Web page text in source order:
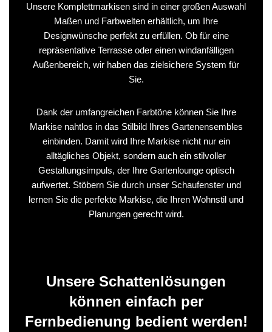
Unsere Komplettmarkisen sind in einer großen Auswahl
Maßen und Farbwelten erhältlich, um Ihre
Designwünsche perfekt zu erfüllen. Ob für eine
repräsentative Terrasse oder einen windanfälligen
Außenbereich, wir haben das zielsichere System für
Sie.
Dank der umfangreichen Farbtöne können Sie Ihre
Markise nahtlos in das Stilbild Ihres Gartenensembles
einbinden. Damit wird Ihre Markise nicht nur ein
alltägliches Objekt, sondern auch ein stilvoller
Gestaltungsimpuls, der Ihre Gartenlounge optisch
aufwertet. Stöbern Sie durch unser Schaufenster und
lernen Sie die perfekte Markise, die Ihren Wohnstil und
Planungen gerecht wird.
Unsere Schattenlösungen
können einfach per
Fernbedienung bedient werden!